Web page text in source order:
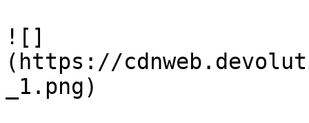
![]
(https://
_1.png)